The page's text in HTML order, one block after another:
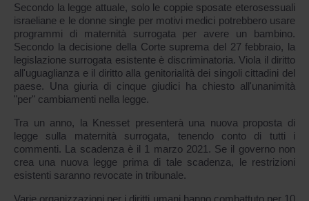
Secondo la legge attuale, solo le coppie sposate eterosessuali
israeliane e le donne single per motivi medici potrebbero usare
programmi di maternità surrogata per avere un bambino.
Secondo la decisione della Corte suprema del 27 febbraio, la
legislazione surrogata esistente è discriminatoria. Viola il diritto
all'uguaglianza e il diritto alla genitorialità dei singoli cittadini del
paese. Una giuria di cinque giudici ha chiesto all'unanimità
"per" cambiamenti nella legge.
Tra un anno, la Knesset presenterà una nuova proposta di
legge sulla maternità surrogata, tenendo conto di tutti i
commenti. La scadenza è il 1 marzo 2021. Se il governo non
crea una nuova legge prima di tale scadenza, le restrizioni
esistenti saranno revocate in tribunale.
Varie organizzazioni per i diritti umani hanno combattuto per 10